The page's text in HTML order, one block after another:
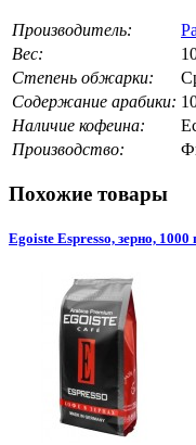
Производитель:
Вес:
Степень обжарки:
Содержание арабики:
Наличие кофеина:
Производство:
Похожие товары
Egoiste Espresso, зерно, 1000